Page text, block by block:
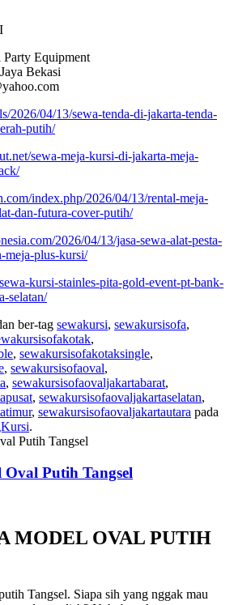
Party Equipment
Bekasi
2026/04/13/sewa-tenda-di-jakarta-tenda-
putih/
sewa-meja-kursi-di-jakarta-meja-
index.php/2026/04/13/rental-meja-
dan-futura-cover-putih/
2026/04/13/jasa-sewa-alat-pesta-
meja-plus-kursi/
kursi-stainles-pita-gold-event-pt-bank-
selatan/
ber-tag sewakursi, sewakursisofa,
,
, sewakursisofakotaksingle,
, sewakursisofaoval,
, sewakursisofaovaljakartabarat,
, sewakursisofaovaljakartaselatan,
, sewakursisofaovaljakartautara pada
.
Putih Tangsel
MODEL OVAL PUTIH
Tangsel. Siapa sih yang nggak mau